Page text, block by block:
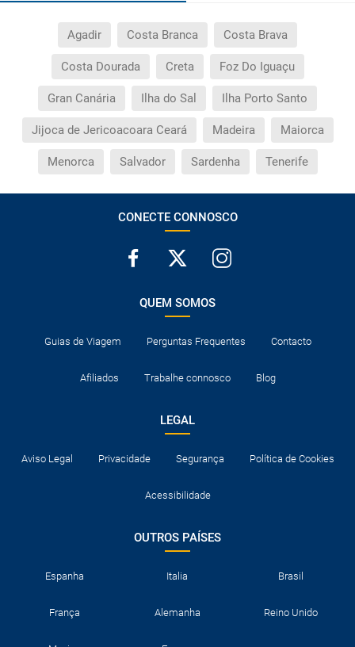
Agadir Costa Branca Costa Brava
Costa Dourada Creta Foz Do Iguaçu
Gran Canária Ilha do Sal Ilha Porto Santo
Jijoca de Jericoacoara Ceará Madeira Maiorca
Menorca Salvador Sardenha Tenerife
CONECTE CONNOSCO
QUEM SOMOS
Guias de Viagem Perguntas Frequentes Contacto
Afiliados Trabalhe connosco Blog
LEGAL
Aviso Legal Privacidade Segurança Política de Cookies
Acessibilidade
OUTROS PAÍSES
Espanha Italia Brasil
França Alemanha Reino Unido